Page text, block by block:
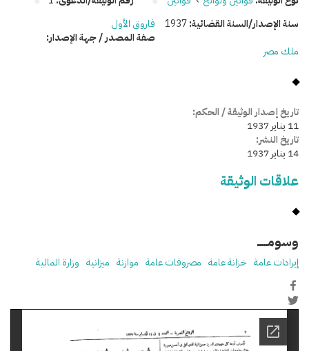
سنة الإصدار/السنة القضائية:1937
فاروق الأول
صفة المصدر / جهة الإصدار:
ملك مصر
تاريخ إصدار الوثيقة / الحكم:
11 يناير 1937
تاريخ النشر:
14 يناير 1937
علاقات الوثيقة
وسومـــــ
إيرادات عامة خزانة عامة مصروفات عامة موازنة ميزانية وزارة المالية